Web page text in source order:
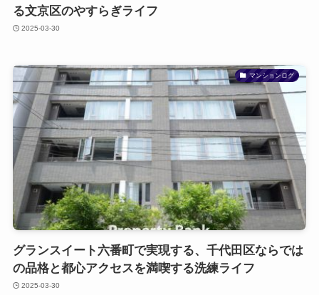
る文京区のやすらぎライフ
2025-03-30
マンションログ
グランスイート六番町で実現する、千代田区ならでは
の品格と都心アクセスを満喫する洗練ライフ
2025-03-30